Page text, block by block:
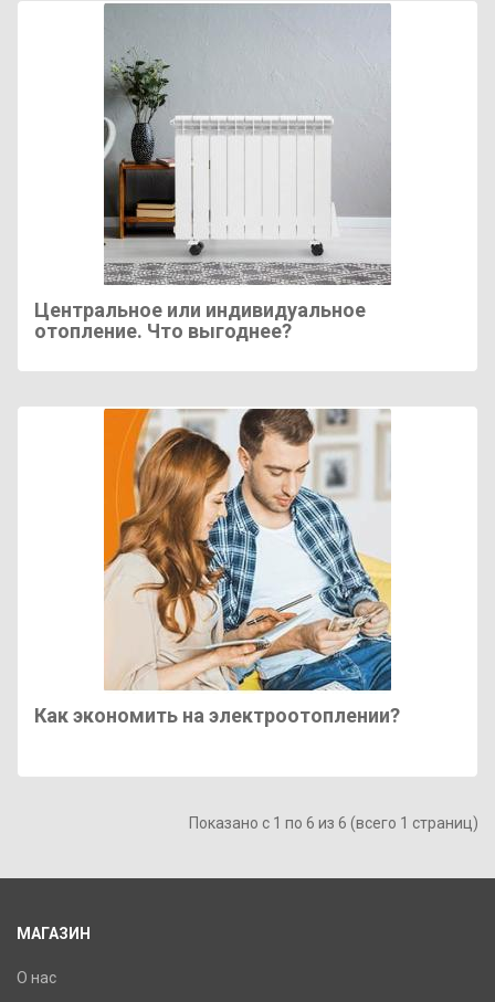
Центральное или индивидуальное
отопление. Что выгоднее?
Как экономить на электроотоплении?
Показано с 1 по 6 из 6 (всего 1 страниц)
МАГАЗИН
О нас